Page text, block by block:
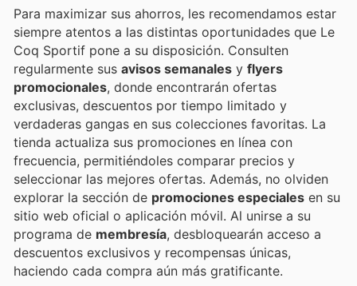
Para maximizar sus ahorros, les recomendamos estar
siempre atentos a las distintas oportunidades que Le
Coq Sportif pone a su disposición. Consulten
regularmente sus avisos semanales y flyers
promocionales, donde encontrarán ofertas
exclusivas, descuentos por tiempo limitado y
verdaderas gangas en sus colecciones favoritas. La
tienda actualiza sus promociones en línea con
frecuencia, permitiéndoles comparar precios y
seleccionar las mejores ofertas. Además, no olviden
explorar la sección de promociones especiales en su
sitio web oficial o aplicación móvil. Al unirse a su
programa de membresía, desbloquearán acceso a
descuentos exclusivos y recompensas únicas,
haciendo cada compra aún más gratificante.